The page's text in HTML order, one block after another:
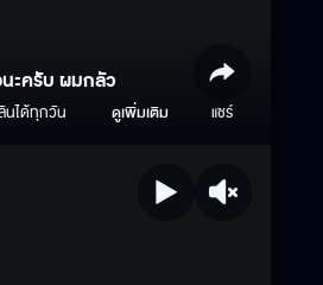
ะครับ ผมกลัว
นได้ทุกวัน ดูเพิ่มเติม แชร์